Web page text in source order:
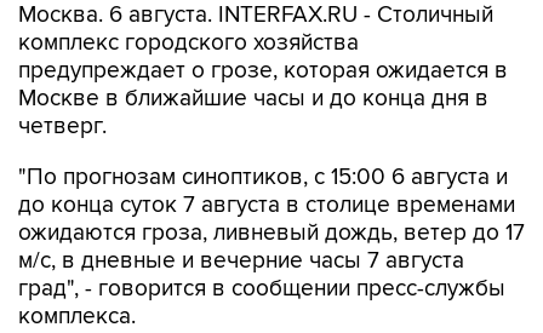
Москва. 6 августа. INTERFAX.RU - Столичный
комплекс городского хозяйства
предупреждает о грозе, которая ожидается в
Москве в ближайшие часы и до конца дня в
четверг.
"По прогнозам синоптиков, с 15:00 6 августа и
до конца суток 7 августа в столице временами
ожидаются гроза, ливневый дождь, ветер до 17
м/с, в дневные и вечерние часы 7 августа
град", - говорится в сообщении пресс-службы
комплекса.